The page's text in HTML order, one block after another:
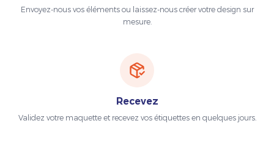
Envoyez-nous vos éléments ou laissez-nous créer votre design sur
mesure.
Recevez
Validez votre maquette et recevez vos étiquettes en quelques jours.